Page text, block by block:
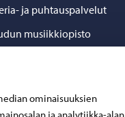
ominaisuuksien
ja puhtauspalvelut
musiikkiopisto